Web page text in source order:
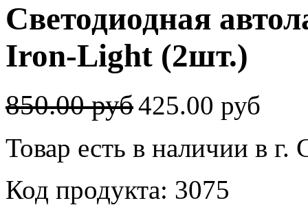
Светодиодная
Iron-Light (2шт.)
850.00 руб425.00 руб
Товар есть в наличии в
Код продукта: 3075